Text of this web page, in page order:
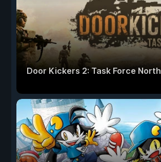
Door Kickers 2: Task Force North